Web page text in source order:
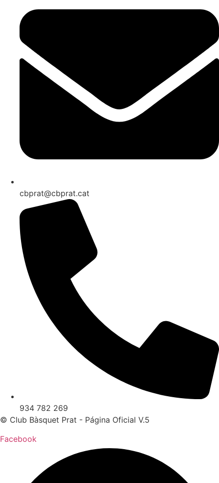
cbprat@cbprat.cat
934 782 269
© Club Bàsquet Prat - Página Oficial V.5
Facebook